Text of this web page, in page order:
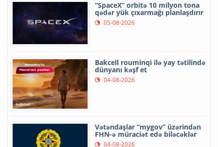
“SpaceX” orbitə 10 milyon tona
qədər yük çıxarmağı planlaşdırır
05-08-2026
Bakcell rouminqi ilə yay tətilində
dünyanı kəşf et
04-08-2026
Vətəndaşlar “mygov” üzərindən
FHN-ə müraciət edə biləcəklər
04-08-2026